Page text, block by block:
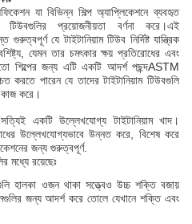
যা বিভিন্ন শিল্প অ্যাপ্লিকেশনে ব্যবহৃত
টিউবগুলির প্রয়োজনীয়তা বর্ণনা করে।এই
যে টাইটানিয়াম টিউব নির্দিষ্ট যান্ত্রিক
যেমন তার চমৎকার ক্ষয় প্রতিরোধের এবং
শিল্পের জন্য এটি একটি আদর্শ পছন্দASTM
করতে পারেন যে তাদের টাইটানিয়াম টিউবগুলি
কাজ করে।
একটি উল্লেখযোগ্য টাইটানিয়াম খাদ।
উল্লেখযোগ্যভাবে উন্নত করে, বিশেষ করে
জন্য গুরুত্বপূর্ণ.
মধ্যে রয়েছেঃ
হালকা ওজন থাকা সত্ত্বেও উচ্চ শক্তি বজায়
জন্য আদর্শ করে তোলে যেখানে শক্তি এবং